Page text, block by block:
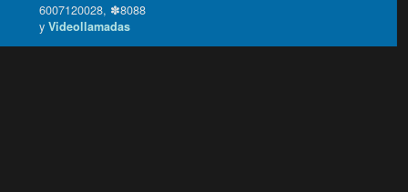
6007120028, ✽8088
yVideollamadas